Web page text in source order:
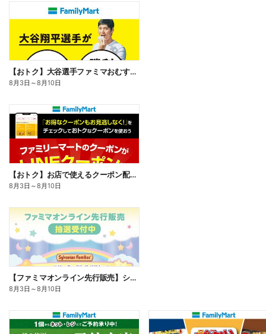
【おトク】大谷選手ファミマおむすび割
8月3日 ～8月10日
【おトク】お店で使えるクーポン配信中
8月3日 ～8月10日
【ファミマオンライン先行販売】シルバニアファミリー
8月3日 ～8月10日